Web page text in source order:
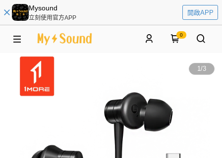
Mysound
立刻使用官方APP
開啟APP
0
1/3